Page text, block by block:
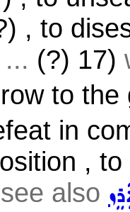
, to
(?) 17)
to
in
,
also